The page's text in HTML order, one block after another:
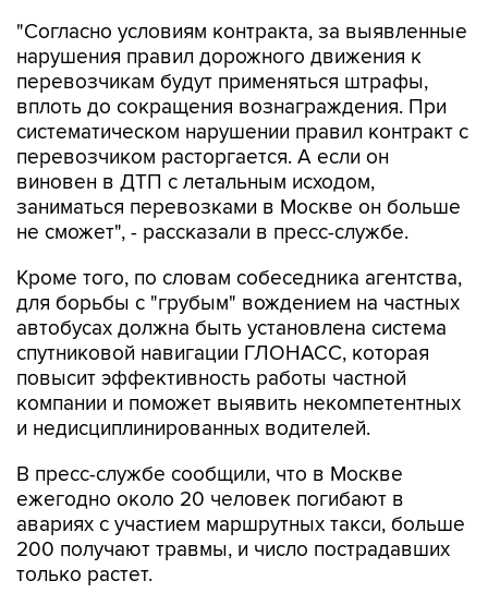
"Согласно условиям контракта, за выявленные
нарушения правил дорожного движения к
перевозчикам будут применяться штрафы,
вплоть до сокращения вознаграждения. При
систематическом нарушении правил контракт с
перевозчиком расторгается. А если он
виновен в ДТП с летальным исходом,
заниматься перевозками в Москве он больше
не сможет", - рассказали в пресс-службе.
Кроме того, по словам собеседника агентства,
для борьбы с "грубым" вождением на частных
автобусах должна быть установлена система
спутниковой навигации ГЛОНАСС, которая
повысит эффективность работы частной
компании и поможет выявить некомпетентных
и недисциплинированных водителей.
В пресс-службе сообщили, что в Москве
ежегодно около 20 человек погибают в
авариях с участием маршрутных такси, больше
200 получают травмы, и число пострадавших
только растет.